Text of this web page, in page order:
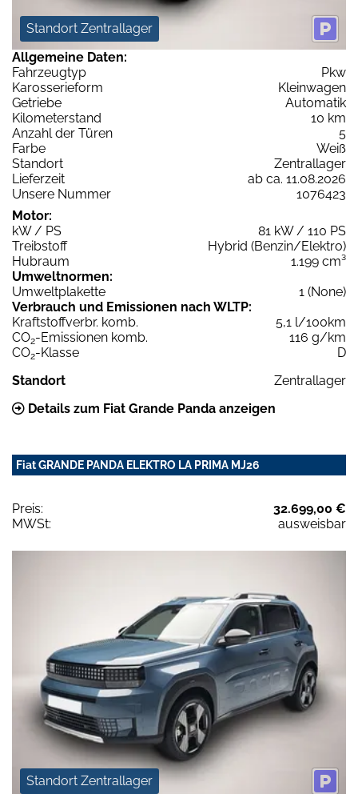
Standort Zentrallager
Allgemeine Daten:
Fahrzeugtyp
Pkw
Karosserieform
Kleinwagen
Getriebe
Automatik
Kilometerstand
10 km
Anzahl der Türen
5
Farbe
Weiß
Standort
Zentrallager
Lieferzeit
ab ca. 11.08.2026
Unsere Nummer
1076423
Motor:
kW / PS
81 kW / 110 PS
Treibstoff
Hybrid (Benzin/Elektro)
Hubraum
1.199 cm³
Umweltnormen:
Umweltplakette
1 (None)
Verbrauch und Emissionen nach WLTP:
Kraftstoffverbr. komb.
5,1 l/100km
CO2-Emissionen komb.
116 g/km
CO2-Klasse
D
Standort
Zentrallager
Details zum Fiat Grande Panda anzeigen
Fiat GRANDE PANDA ELEKTRO LA PRIMA MJ26
Preis:
32.699,00 €
MWSt:
ausweisbar
Standort Zentrallager